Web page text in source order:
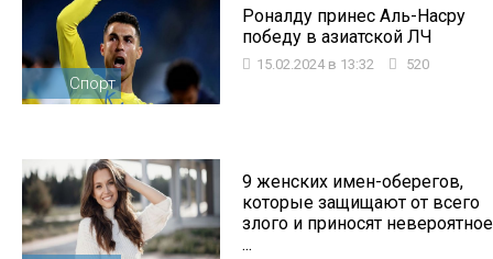
Спорт
Роналду принес Аль-Насру
победу в азиатской ЛЧ
15.02.2024 в 13:32 520
9 женских имен-оберегов,
которые защищают от всего
злого и приносят невероятное
...